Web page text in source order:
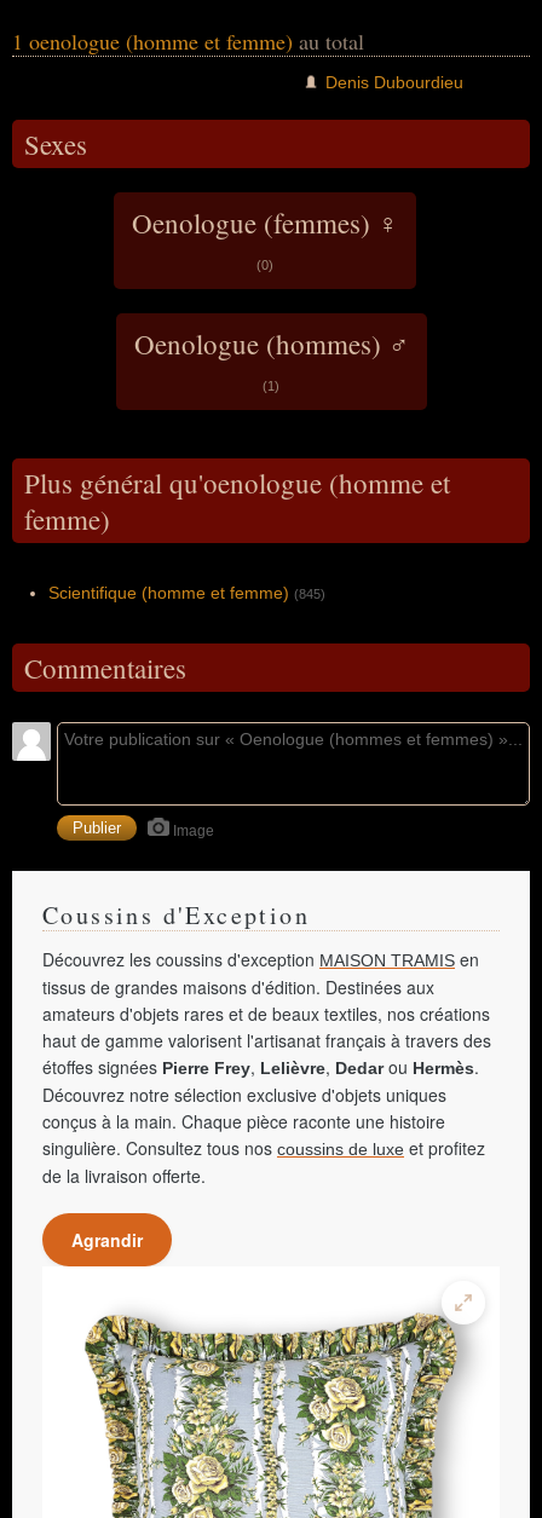
1 oenologue (homme et femme) au total
Denis Dubourdieu
Sexes
Oenologue (femmes) ♀
(0)
Oenologue (hommes) ♂
(1)
Plus général qu'oenologue (homme et
femme)
Scientifique (homme et femme) (845)
Commentaires
Image
Coussins d'Exception
Découvrez les coussins d'exception MAISON TRAMIS en
tissus de grandes maisons d'édition. Destinées aux
amateurs d'objets rares et de beaux textiles, nos créations
haut de gamme valorisent l'artisanat français à travers des
étoffes signées Pierre Frey, Lelièvre, Dedarou Hermès.
Découvrez notre sélection exclusive d'objets uniques
conçus à la main. Chaque pièce raconte une histoire
singulière. Consultez tous nos coussins de luxe et profitez
de la livraison offerte.
Agrandir